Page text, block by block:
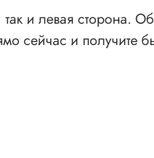
и левая сторона.
сейчас и получите